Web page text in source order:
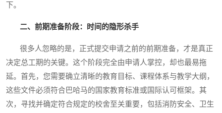
下。
二、前期准备阶段：时间的隐形杀手
很多人忽略的是，正式提交申请之前的前期准备，才是真正
决定总工期的关键。这个阶段完全由申请人掌控，却也最易拖
延。首先，您需要确立清晰的教育目标、课程体系与教学大纲，
这些文件必须符合巴哈马的国家教育标准或国际认可框架。其
次，寻找并确定符合规定的校舍至关重要，包括消防安全、卫生